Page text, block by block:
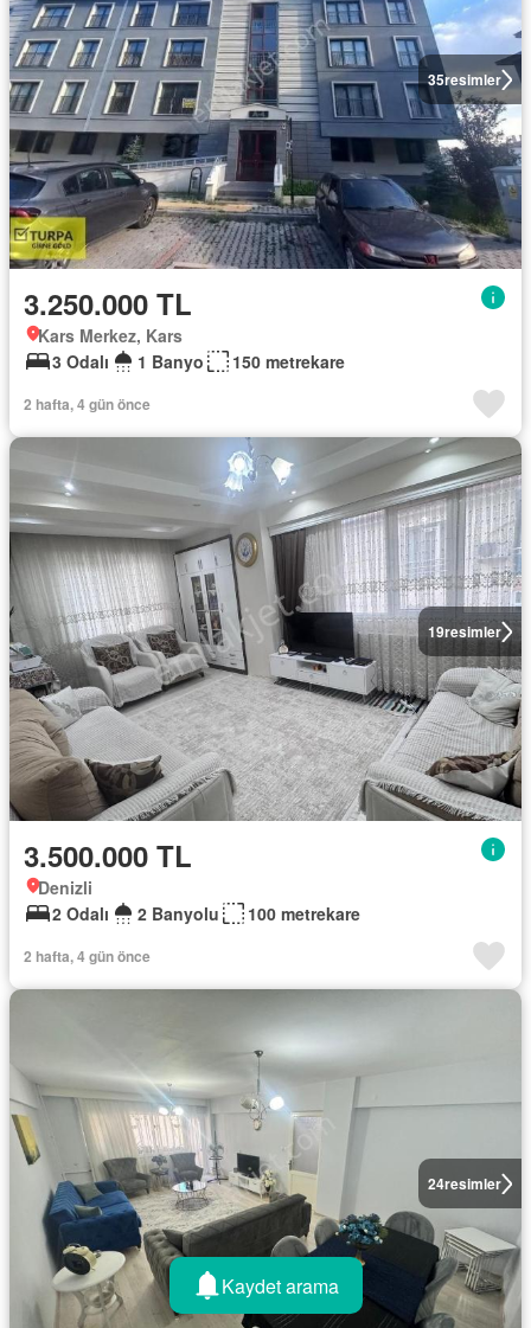
35resimler
3.250.000 TL
Kars Merkez, Kars
3 Odalı
1 Banyo 150 metrekare
2 hafta, 4 gün önce
19resimler
3.500.000 TL
Denizli
2 Odalı
2 Banyolu 100 metrekare
2 hafta, 4 gün önce
24resimler
Kaydet arama